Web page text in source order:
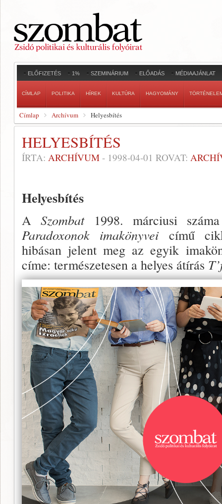
ELŐFIZETÉS 1% SZEMINÁRIUM ELŐADÁS MÉDIAAJÁNLAT
CÍMLAP POLITIKA HÍREK KULTÚRA HAGYOMÁNY
Címlap Archívum Helyesbítés
HELYESBÍTÉS
ÍRTA: ARCHÍVUM - 1998-04-01 ROVAT:
Helyesbítés
ASzombat1998. márciusi
Paradoxo­nok imakönyvei című
hibásan jelent meg az egyik
címe: természetesen a he­lyes átírás